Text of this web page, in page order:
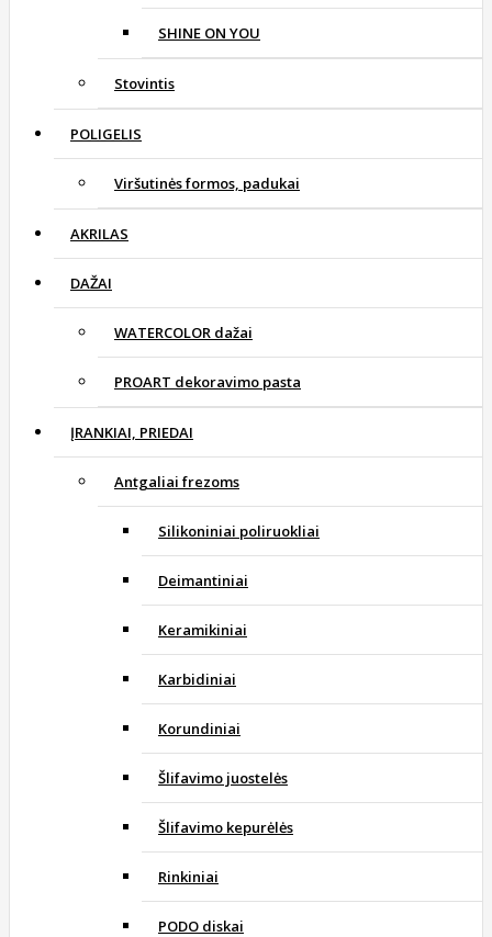
SHINE ON YOU
Stovintis
POLIGELIS
Viršutinės formos, padukai
AKRILAS
DAŽAI
WATERCOLOR dažai
PROART dekoravimo pasta
ĮRANKIAI, PRIEDAI
Antgaliai frezoms
Silikoniniai poliruokliai
Deimantiniai
Keramikiniai
Karbidiniai
Korundiniai
Šlifavimo juostelės
Šlifavimo kepurėlės
Rinkiniai
PODO diskai